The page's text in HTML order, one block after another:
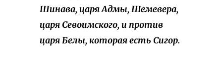
Шинава, царя Адмы, Шемевера,
царя Севоимского, и против
царя Белы, которая есть Сигор.